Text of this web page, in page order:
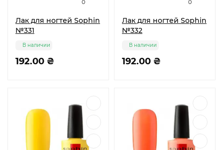
0
Лак для ногтей Sophin
№331
192.00 ₴
В наличии
0
Лак для ногтей Sophin
№332
192.00 ₴
В наличии